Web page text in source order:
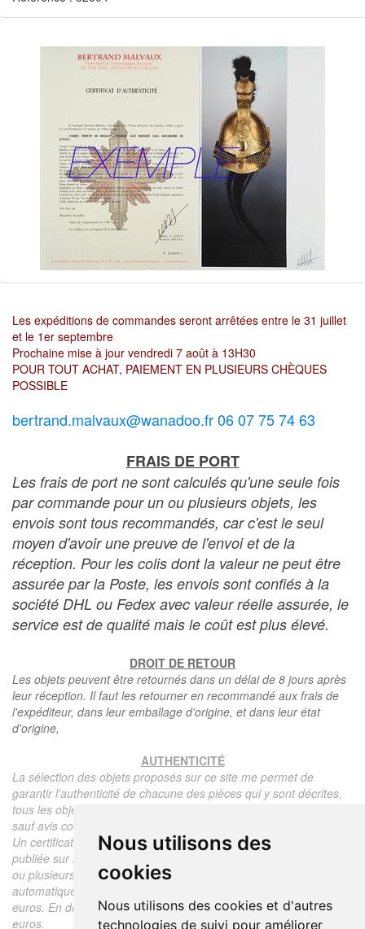
Nous utilisons des
cookies
Nous utilisons des cookies et d'autres
technologies de suivi pour améliorer
Les expéditions de commandes seront arrêtées entre le 31 juillet
et le 1er septembre
Prochaine mise à jour vendredi 7 août à 13H30
POUR TOUT ACHAT, PAIEMENT EN PLUSIEURS CHÈQUES
POSSIBLE
bertrand.malvaux@wanadoo.fr 06 07 75 74 63
FRAIS DE PORT
Les frais de port ne sont calculés qu'une seule fois
par commande pour un ou plusieurs objets, les
envois sont tous recommandés, car c'est le seul
moyen d'avoir une preuve de l'envoi et de la
réception. Pour les colis dont la valeur ne peut être
assurée par la Poste, les envois sont confiés à la
société DHL ou Fedex avec valeur réelle assurée, le
service est de qualité mais le coût est plus élevé.
DROIT DE RETOUR
Les objets peuvent être retournés dans un délai de 8 jours après
leur réception. Il faut les retourner en recommandé aux frais de
l'expéditeur, dans leur emballage d'origine, et dans leur état
d'origine,
AUTHENTICITÉ
La sélection des objets proposés sur ce site me permet de
garantir l'authenticité de chacune des pièces qui y sont décrites,
tous les objets proposés sont garantis d'époque et authentiques,
sauf avis contraire ou restriction dans la description.
Un certificat d'authenticité de l'objet reprenant la description
publiée sur le site, l'époque, le prix de vente, accompagné d'une
ou plusieurs photographies en couleurs est communiqué
automatiquement pour tout objet dont le prix est supérieur à 130
euros. En dessous de ce prix chaque certificat est facturé 5
euros.